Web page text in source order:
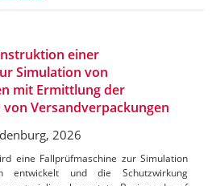
einer
Simulation von
mit Ermittlung der
Versandverpackungen
2026
eine Fallprüfmaschine zur Simulation
entwickelt und die Schutzwirkung